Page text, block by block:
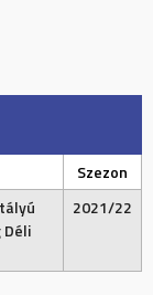
Szezon
2021/22